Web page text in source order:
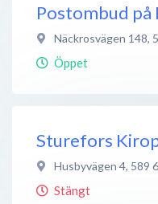
Postombud på
Näckrosvägen 148,
Öppet
Sturefors
Husbyvägen 4, 589
Stängt